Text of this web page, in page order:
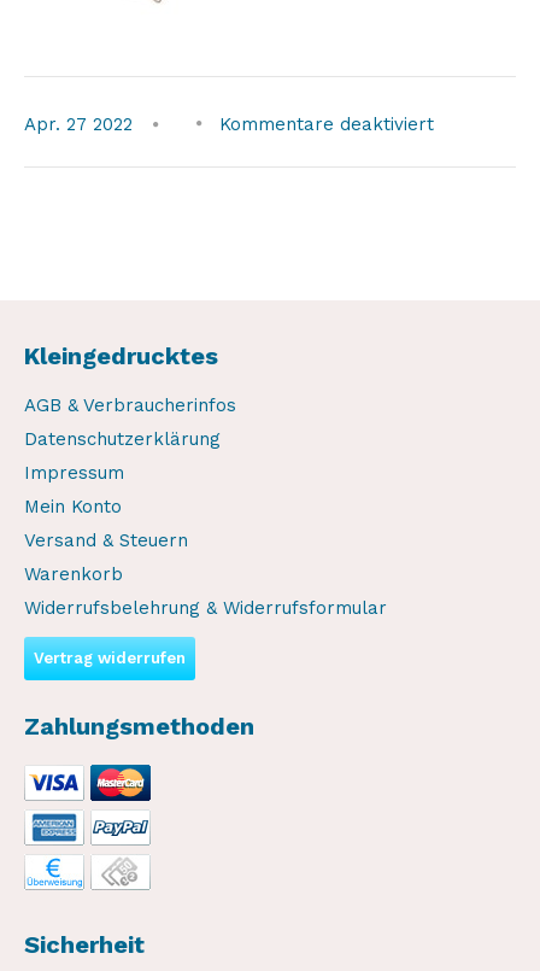
Apr. 27 2022 Kommentare deaktiviertfür
Kleingedrucktes
AGB & Verbraucherinfos
Datenschutzerklärung
Impressum
Mein Konto
Versand & Steuern
Warenkorb
Widerrufsbelehrung & Widerrufsformular
Vertrag widerrufen
Zahlungsmethoden
Sicherheit